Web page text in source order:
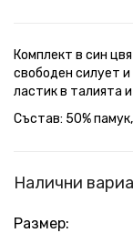
Комплект в син
свободен силует
ластик в талията
Състав: 50%
Налични
Размер: